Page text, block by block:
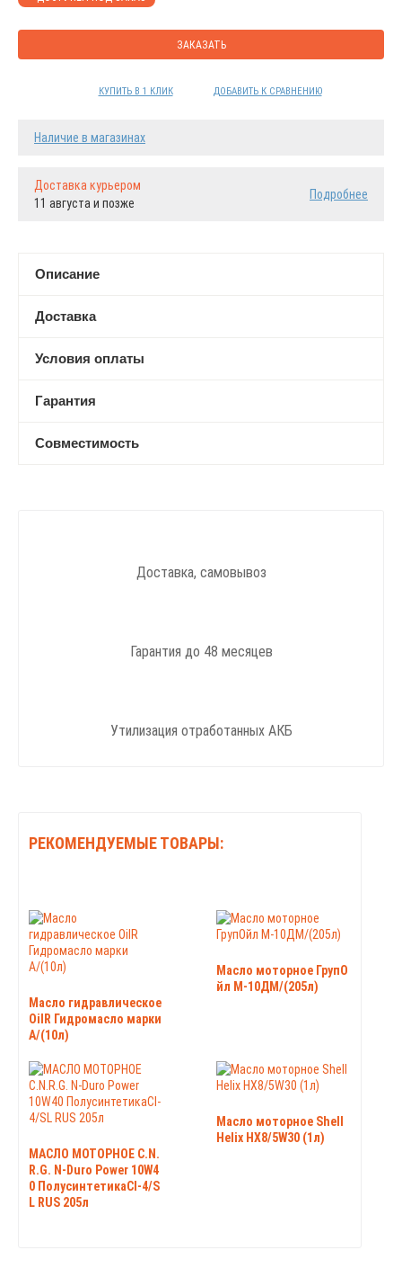
ЗАКАЗАТЬ
КУПИТЬ В 1 КЛИК ДОБАВИТЬ К СРАВНЕНИЮ
Наличие в магазинах
Доставка курьером
11 августа и позже
Подробнее
Описание
Доставка
Условия оплаты
Гарантия
Совместимость
Доставка, самовывоз
Гарантия до 48 месяцев
Утилизация отработанных АКБ
РЕКОМЕНДУЕМЫЕ ТОВАРЫ:
Масло гидравлическое
OilR Гидромасло марки
А/(10л)
Масло моторное ГрупО
йл М-10ДМ/(205л)
МАСЛО МОТОРНОЕ C.N.
R.G. N-Duro Power 10W4
0 ПолусинтетикаCI-4/S
L RUS 205л
Масло моторное Shell
Helix HX8/5W30 (1л)